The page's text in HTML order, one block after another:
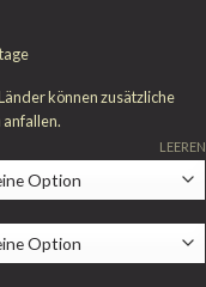
können zusätzliche
anfallen.
LEEREN